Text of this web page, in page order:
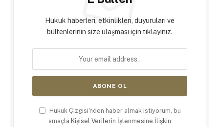
Hukuk haberleri, etkinlikleri, duyuruları ve
bültenlerinin size ulaşması için tıklayınız.
Hukuk Çizgisi'nden haber almak istiyorum, bu
amaçla Kişisel Verilerin İşlenmesine İlişkin